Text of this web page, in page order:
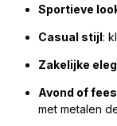
Sportieve
Casual stijl:
Zakelijke
Avond of
met metalen